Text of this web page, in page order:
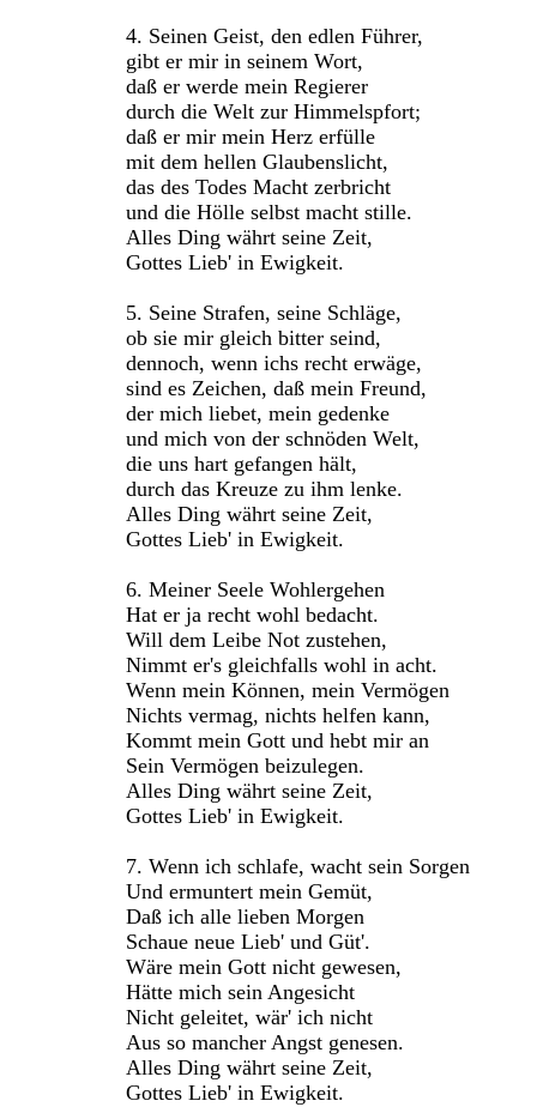
4. Seinen Geist, den edlen Führer,
gibt er mir in seinem Wort,
daß er werde mein Regierer
durch die Welt zur Himmelspfort;
daß er mir mein Herz erfülle
mit dem hellen Glaubenslicht,
das des Todes Macht zerbricht
und die Hölle selbst macht stille.
Alles Ding währt seine Zeit,
Gottes Lieb' in Ewigkeit.
5. Seine Strafen, seine Schläge,
ob sie mir gleich bitter seind,
dennoch, wenn ichs recht erwäge,
sind es Zeichen, daß mein Freund,
der mich liebet, mein gedenke
und mich von der schnöden Welt,
die uns hart gefangen hält,
durch das Kreuze zu ihm lenke.
Alles Ding währt seine Zeit,
Gottes Lieb' in Ewigkeit.
6. Meiner Seele Wohlergehen
Hat er ja recht wohl bedacht.
Will dem Leibe Not zustehen,
Nimmt er's gleichfalls wohl in acht.
Wenn mein Können, mein Vermögen
Nichts vermag, nichts helfen kann,
Kommt mein Gott und hebt mir an
Sein Vermögen beizulegen.
Alles Ding währt seine Zeit,
Gottes Lieb' in Ewigkeit.
7. Wenn ich schlafe, wacht sein Sorgen
Und ermuntert mein Gemüt,
Daß ich alle lieben Morgen
Schaue neue Lieb' und Güt'.
Wäre mein Gott nicht gewesen,
Hätte mich sein Angesicht
Nicht geleitet, wär' ich nicht
Aus so mancher Angst genesen.
Alles Ding währt seine Zeit,
Gottes Lieb' in Ewigkeit.